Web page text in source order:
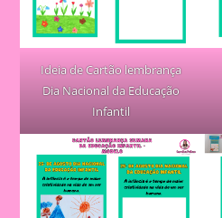
Ideia de Cartão lembrança
Dia Nacional da Educação
Infantil